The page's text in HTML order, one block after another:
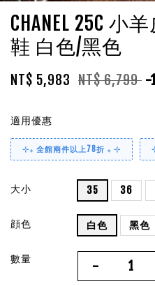
CHANEL 25C 小
鞋 白色/黑色
NT$ 5,983 NT$ 6,799 -
適用優惠
⊹₊ 全館兩件以上78折 ₊ ⊹
大小 35 36
顔色 白色 黑色
數量 -